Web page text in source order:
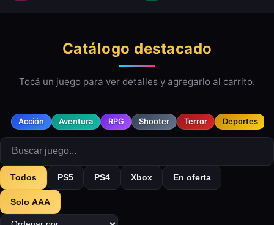
Catálogo destacado
Tocá un juego para ver detalles y agregarlo al carrito.
Acción Aventura RPG Shooter Terror Deportes
Todos PS5 PS4 Xbox En oferta
Solo AAA